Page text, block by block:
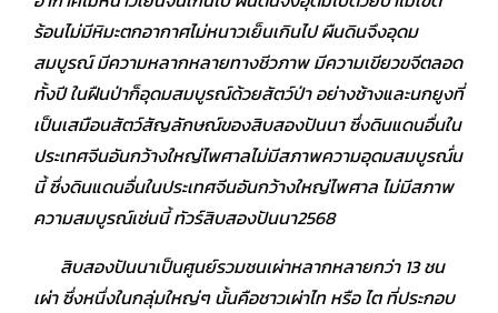
ร้อนไม่มีหิมะตกอากาศไม่หนาวเย็นเกินไป ผืนดินจึงอุดม
สมบูรณ์ มีความหลากหลายทางชีวภาพ มีความเขียวขจีตลอด
ทั้งปี ในฝืนป่าก็อุดมสมบูรณ์ด้วยสัตว์ป่า อย่างช้างและนกยูงที่
เป็นเสมือนสัตว์สัญลักษณ์ของสิบสองปันนา ซึ่งดินแดนอื่นใน
ประเทศจีนอันกว้างใหญ่ไพศาลไม่มีสภาพความอุดมสมบูรณ์่น
นี้ ซึ่งดินแดนอื่นในประเทศจีนอันกว้างใหญ่ไพศาล ไม่มีสภาพ
ความสมบูรณ์เช่นนี้ ทัวร์สิบสองปันนา2568
สิบสองปันนาเป็นศูนย์รวมชนเผ่าหลากหลายกว่า 13 ชน
เผ่า ซึ่งหนึ่งในกลุ่มใหญ่ๆ นั้นคือชาวเผ่าไท หรือ ไต ที่ประกอบ